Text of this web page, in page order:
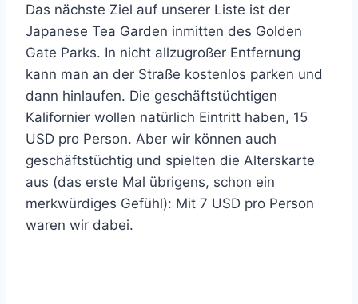
Das nächste Ziel auf unserer Liste ist der
Japanese Tea Garden inmitten des Golden
Gate Parks. In nicht allzugroßer Entfernung
kann man an der Straße kostenlos parken und
dann hinlaufen. Die geschäftstüchtigen
Kalifornier wollen natürlich Eintritt haben, 15
USD pro Person. Aber wir können auch
geschäftstüchtig und spielten die Alterskarte
aus (das erste Mal übrigens, schon ein
merkwürdiges Gefühl): Mit 7 USD pro Person
waren wir dabei.